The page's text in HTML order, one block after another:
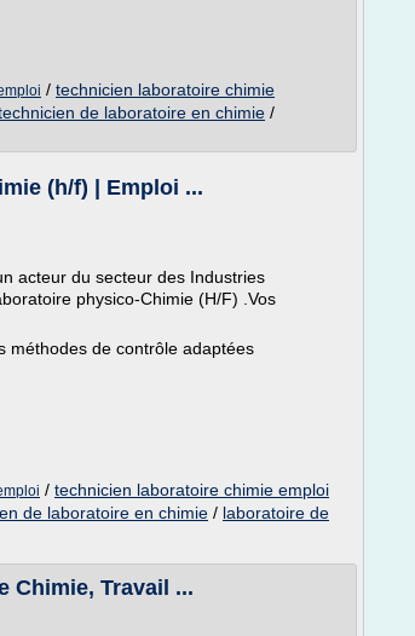
/ technicien laboratoire chimie
de laboratoire en chimie /
(h/f) | Emploi ...
acteur du secteur des Industries
physico-Chimie (H/F) .Vos
méthodes de contrôle adaptées
/ technicien laboratoire chimie emploi
de laboratoire en chimie / laboratoire de
Chimie, Travail ...